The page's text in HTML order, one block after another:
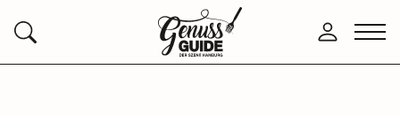
Suchen
Zurück
zur
Anmelden